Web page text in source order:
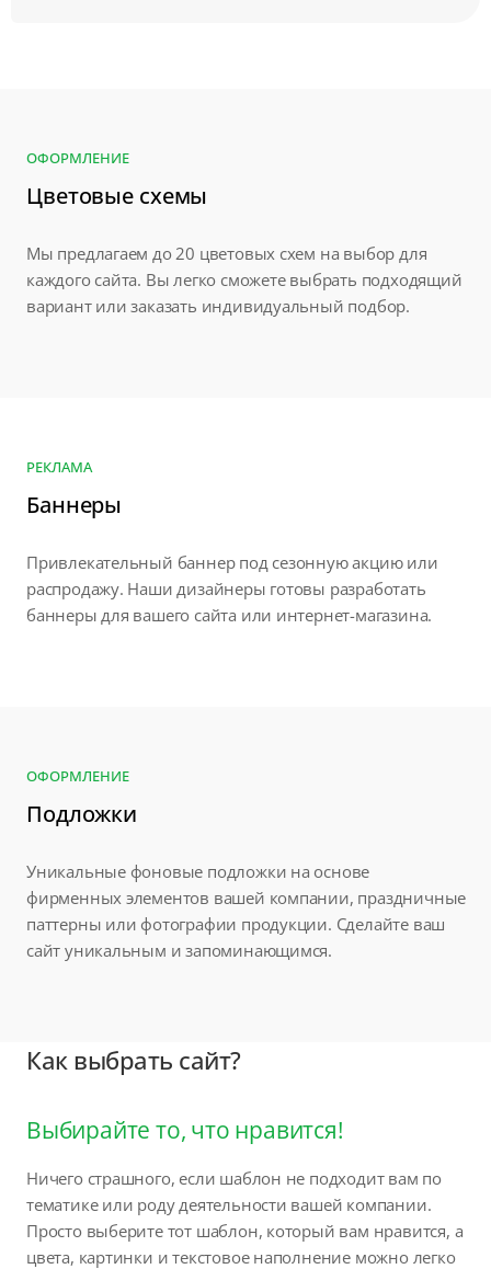
ОФОРМЛЕНИЕ
Цветовые схемы
Мы предлагаем до 20 цветовых схем на выбор для
каждого сайта. Вы легко сможете выбрать подходящий
вариант или заказать индивидуальный подбор.
РЕКЛАМА
Баннеры
Привлекательный баннер под сезонную акцию или
распродажу. Наши дизайнеры готовы разработать
баннеры для вашего сайта или интернет-магазина.
ОФОРМЛЕНИЕ
Подложки
Уникальные фоновые подложки на основе
фирменных элементов вашей компании, праздничные
паттерны или фотографии продукции. Сделайте ваш
сайт уникальным и запоминающимся.
Как выбрать сайт?
Выбирайте то, что нравится!
Ничего страшного, если шаблон не подходит вам по
тематике или роду деятельности вашей компании.
Просто выберите тот шаблон, который вам нравится, а
цвета, картинки и текстовое наполнение можно легко